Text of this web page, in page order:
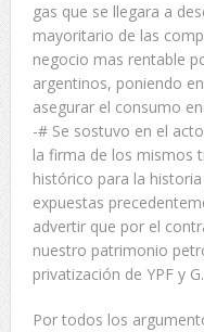
gas que se llegara a
mayoritario de las
negocio mas rentable
argentinos, poniendo
asegurar el consumo
-# Se sostuvo en el
la firma de los mismos
histórico para la
expuestas
advertir que por el
nuestro patrimonio
privatización de YPF y
Por todos los